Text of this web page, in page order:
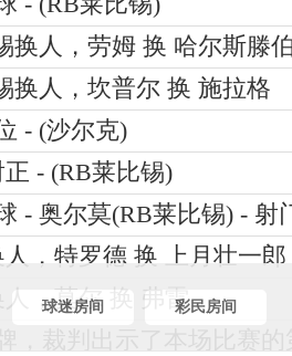
换人，劳姆 换 哈尔斯滕
换人，坎普尔 换 施拉格
- (沙尔克)
- (RB莱比锡)
- 奥尔莫(RB莱比锡) - 射
，特罗德 换 上月壮一郎
人，莫尔 换 弗雷
球迷房间 彩民房间